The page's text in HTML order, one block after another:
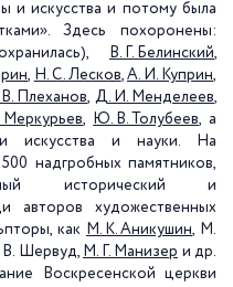
и искусства и потому была
Здесь похоронены:
В. Г. Белинский,
, Н. С. Лесков,А. И. Куприн,
В. Плеханов,Д. И. Менделеев,
Меркурьев, Ю. В. Толубеев, а
искусства и науки. На
надгробных памятников,
исторический и
авторов художественных
как М. К. Аникушин, М.
В. Шервуд, М. Г. Манизер и др.
Воскресенской церкви